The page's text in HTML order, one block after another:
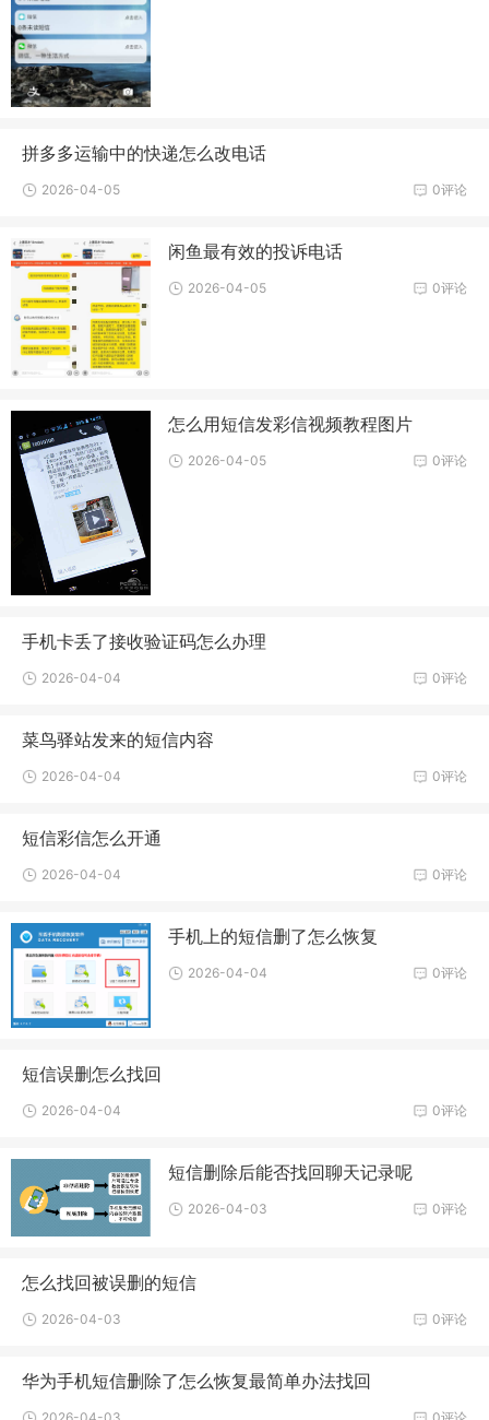
拼多多运输中的快递怎么改电话
0评论
2026-04-05
闲鱼最有效的投诉电话
0评论
2026-04-05
怎么用短信发彩信视频教程图片
0评论
2026-04-05
手机卡丢了接收验证码怎么办理
0评论
2026-04-04
菜鸟驿站发来的短信内容
0评论
2026-04-04
短信彩信怎么开通
0评论
2026-04-04
手机上的短信删了怎么恢复
0评论
2026-04-04
短信误删怎么找回
0评论
2026-04-04
短信删除后能否找回聊天记录呢
0评论
2026-04-03
怎么找回被误删的短信
0评论
2026-04-03
华为手机短信删除了怎么恢复最简单办法找回